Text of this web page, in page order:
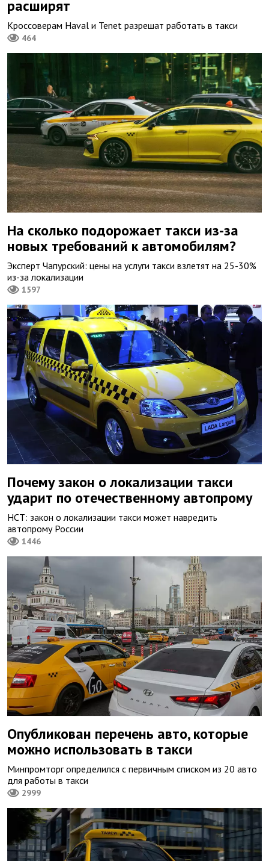
расширят
Кроссоверам Haval и Tenet разрешат работать в такси
464
На сколько подорожает такси из-за
новых требований к автомобилям?
Эксперт Чапурский: цены на услуги такси взлетят на 25-30%
из-за локализации
1597
Почему закон о локализации такси
ударит по отечественному автопрому
НСТ: закон о локализации такси может навредить
автопрому России
1446
Опубликован перечень авто, которые
можно использовать в такси
Минпромторг определился с первичным списком из 20 авто
для работы в такси
2999